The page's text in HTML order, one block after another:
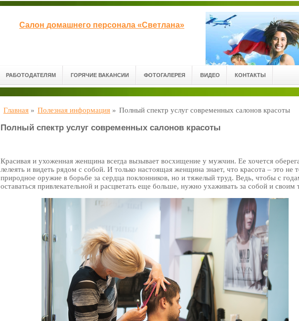
Салон домашнего персонала «Светлана»
РАБОТОДАТЕЛЯМ ГОРЯЧИЕ ВАКАНСИИ ФОТОГАЛЕРЕЯ ВИДЕО КОНТАКТЫ
Главная » Полезная информация » Полный спектр услуг современных салонов красоты
Полный спектр услуг современных салонов красоты
Красивая и ухоженная женщина всегда вызывает восхищение у мужчин. Ее хочется
лелеять и видеть рядом с собой. И только настоящая женщина знает, что красота – это не
природное оружие в борьбе за сердца поклонников, но и тяжелый труд. Ведь, чтобы с
оставаться привлекательной и расцветать еще больше, нужно ухаживать за собой и своим